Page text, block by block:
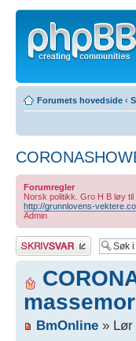
Forumets hovedside ‹
Forumregler
Norsk politikk. Gro H B løy til
http://grunnlovens-
Admin
Skriv et svar
BmOnline » Lør